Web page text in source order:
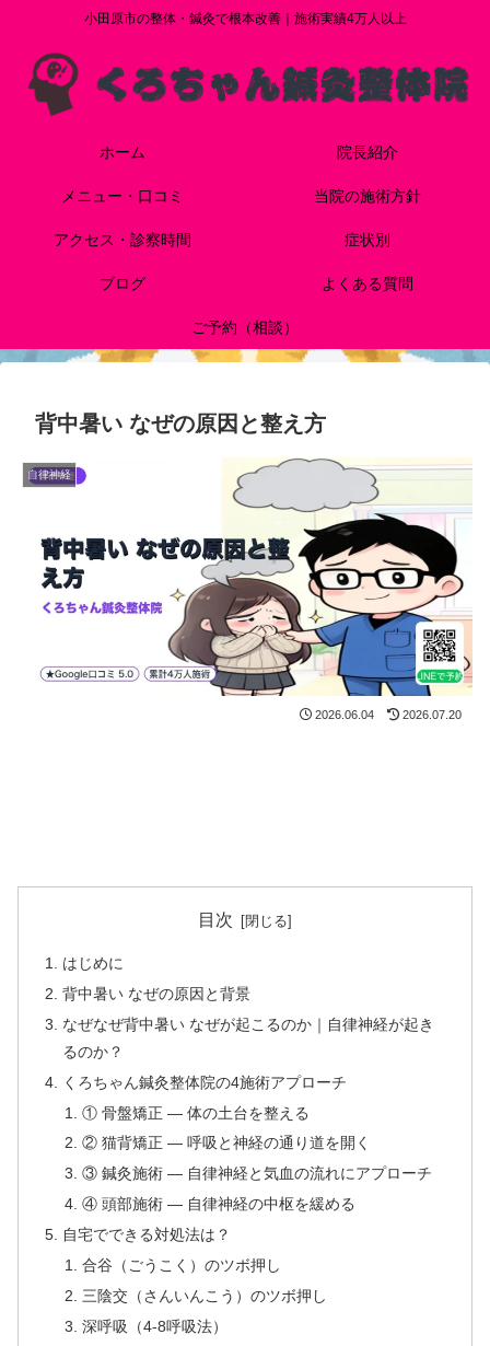
小田原市の整体・鍼灸で根本改善｜施術実績4万人以上
ホーム 院長紹介
メニュー・口コミ 当院の施術方針
アクセス・診察時間 症状別
ブログ よくある質問
ご予約（相談）
背中暑い なぜの原因と整え方
自律神経
2026.06.04 2026.07.20
目次
はじめに
背中暑い なぜの原因と背景
なぜなぜ背中暑い なぜが起こるのか｜自律神経が起き
るのか？
くろちゃん鍼灸整体院の4施術アプローチ
① 骨盤矯正 — 体の土台を整える
② 猫背矯正 — 呼吸と神経の通り道を開く
③ 鍼灸施術 — 自律神経と気血の流れにアプローチ
④ 頭部施術 — 自律神経の中枢を緩める
自宅でできる対処法は？
合谷（ごうこく）のツボ押し
三陰交（さんいんこう）のツボ押し
深呼吸（4-8呼吸法）